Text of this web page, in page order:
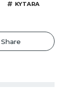
KYTARA
Share